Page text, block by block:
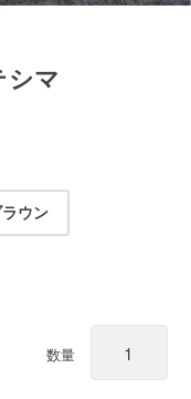
マ
ウン
数量